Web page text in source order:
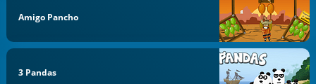
Amigo Pancho
3 Pandas